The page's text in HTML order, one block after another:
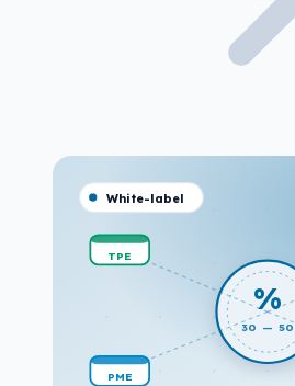
%
30 — 50
TPE
PME
White-label